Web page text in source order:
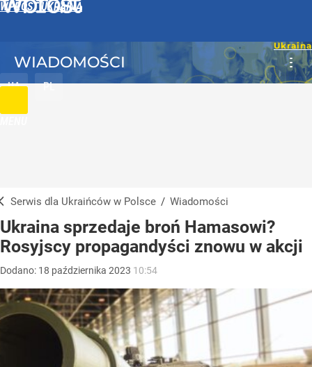
WPROST UKRAINA
UA PL
WIADOMOŚCI
Serwis dla Ukraińców w Polsce / Wiadomości
Ukraina sprzedaje broń Hamasowi?
Rosyjscy propagandyści znowu w akcji
Dodano: 18 października 2023 10:54